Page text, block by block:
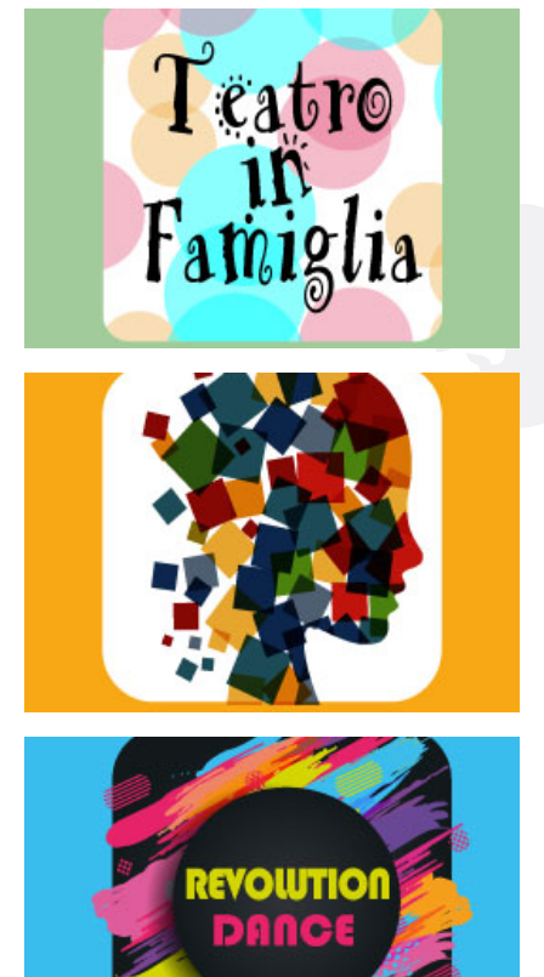
Teatro in famiglia
Teatro In Famiglia è una rassegna di teatro concepita
per far condividere e godere del teatro all’intera
famiglia.
Continua
Tracce dinamiche
Tracce Dinamiche è una rassegna di teatro
d’innovazione e sperimentale.
Continua
Revolution Dance
Rassegna di danza contemporanea – I Edizione